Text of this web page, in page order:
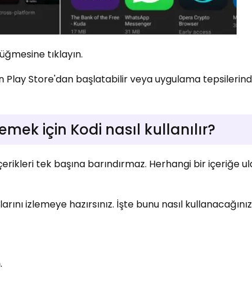
tıklayın.
Play Store'dan başlatabilir veya uygulama
için Kodi nasıl kullanılır?
tek başına barındırmaz. Herhangi bir içeriğe
izlemeye hazırsınız. İşte bunu nasıl